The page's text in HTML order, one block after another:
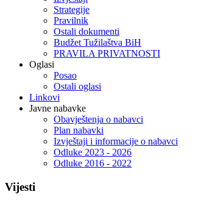
Strategije
Pravilnik
Ostali dokumenti
Budžet Tužilaštva BiH
PRAVILA PRIVATNOSTI
Oglasi
Posao
Ostali oglasi
Linkovi
Javne nabavke
Obavještenja o nabavci
Plan nabavki
Izvještaji i informacije o nabavci
Odluke 2023 - 2026
Odluke 2016 - 2022
Vijesti